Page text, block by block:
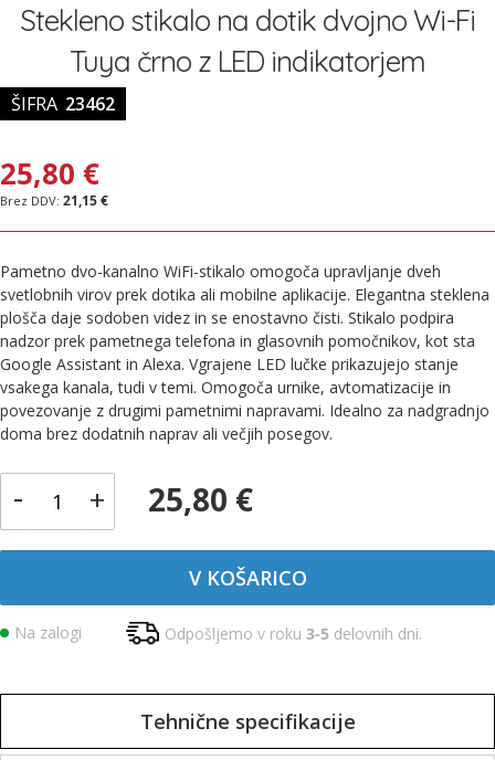
začetek
Stekleno stikalo na dotik dvojno Wi-Fi
Tuya črno z LED indikatorjem
ŠIFRA 23462
25,80 €
21,15 €
Pametno dvo-kanalno WiFi-stikalo omogoča upravljanje dveh
svetlobnih virov prek dotika ali mobilne aplikacije. Elegantna steklena
plošča daje sodoben videz in se enostavno čisti. Stikalo podpira
nadzor prek pametnega telefona in glasovnih pomočnikov, kot sta
Google Assistant in Alexa. Vgrajene LED lučke prikazujejo stanje
vsakega kanala, tudi v temi. Omogoča urnike, avtomatizacije in
povezovanje z drugimi pametnimi napravami. Idealno za nadgradnjo
doma brez dodatnih naprav ali večjih posegov.
- + 25,80 €
V KOŠARICO
Na zalogi Odpošljemo v roku 3-5 delovnih dni.
Tehnične specifikacije